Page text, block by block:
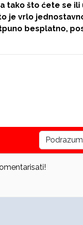
tako što ćete se
je vrlo
besplatno,